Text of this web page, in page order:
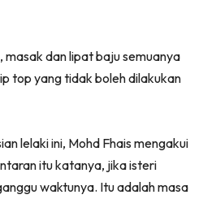
masak dan lipat baju semuanya
top yang tidak boleh dilakukan
lelaki ini, Mohd Fhais mengakui
itu katanya, jika isteri
waktunya. Itu adalah masa